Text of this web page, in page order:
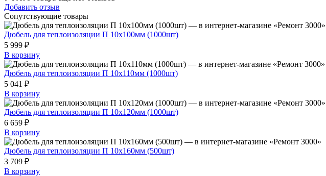
Добавить отзыв
Сопутствующие товары
Дюбель для теплоизоляции П 10х100мм (1000шт)
5 999 ₽
В корзину
Дюбель для теплоизоляции П 10х110мм (1000шт)
5 041 ₽
В корзину
Дюбель для теплоизоляции П 10х120мм (1000шт)
6 659 ₽
В корзину
Дюбель для теплоизоляции П 10х160мм (500шт)
3 709 ₽
В корзину